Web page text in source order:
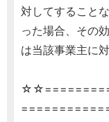
対してすること
った場合、その
は当該事業主に